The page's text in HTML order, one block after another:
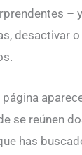
–
desactivar
página
se reúnen
has